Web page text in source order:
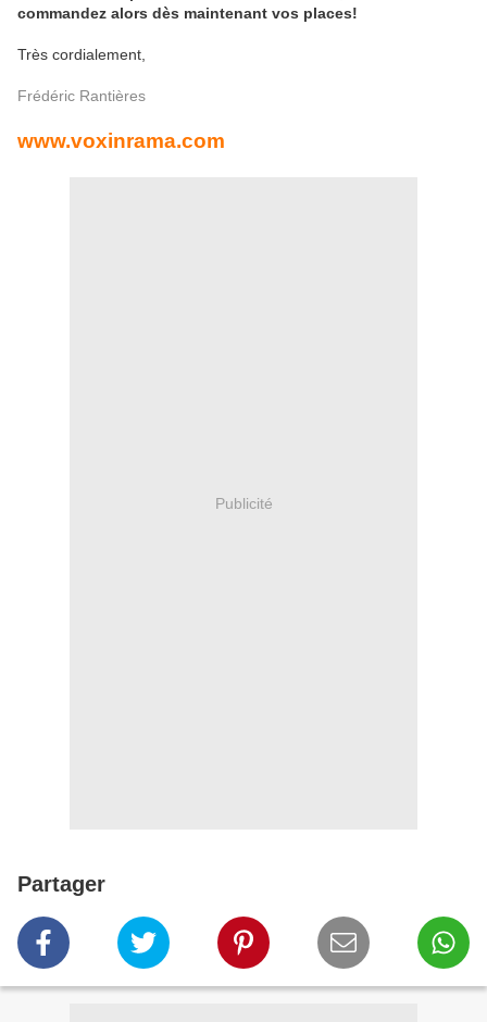
commandez alors dès maintenant vos places!
Très cordialement,
Frédéric Rantières
www.voxinrama.com
Publicité
Partager